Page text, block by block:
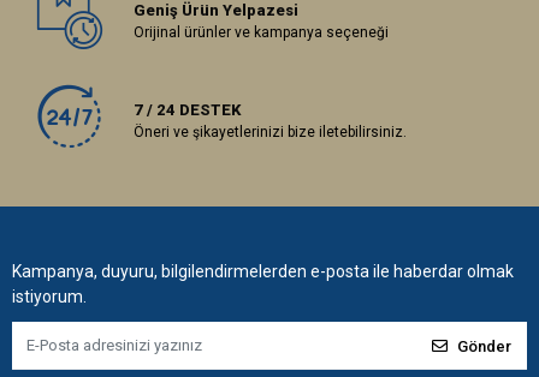
Geniş Ürün Yelpazesi
Orijinal ürünler ve kampanya seçeneği
7 / 24 DESTEK
Öneri ve şikayetlerinizi bize iletebilirsiniz.
Kampanya, duyuru, bilgilendirmelerden e-posta ile haberdar olmak
istiyorum.
Gönder